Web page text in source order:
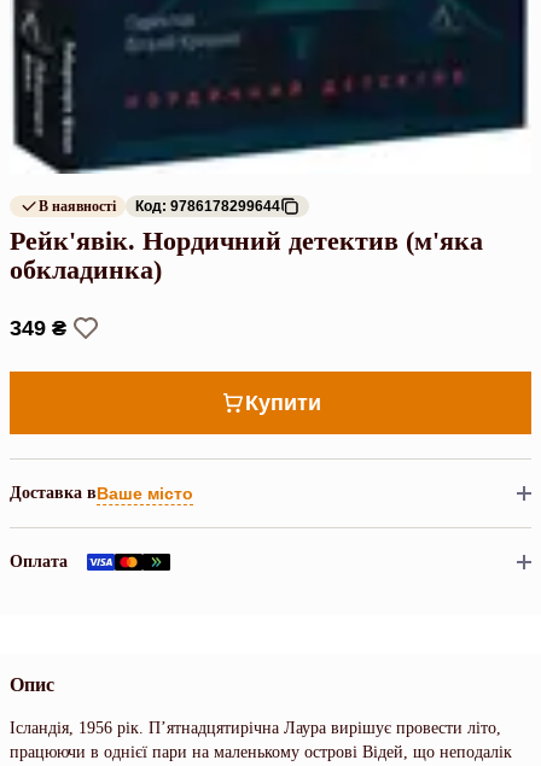
В наявності Код: 9786178299644
Рейк'явік. Нордичний детектив (м'яка
обкладинка)
349 ₴
Купити
Доставка вВаше місто
Оплата
Опис
Ісландія, 1956 рік. П’ятнадцятирічна Лаура вирішує провести літо,
працюючи в однієї пари на маленькому острові Відей, що неподалік